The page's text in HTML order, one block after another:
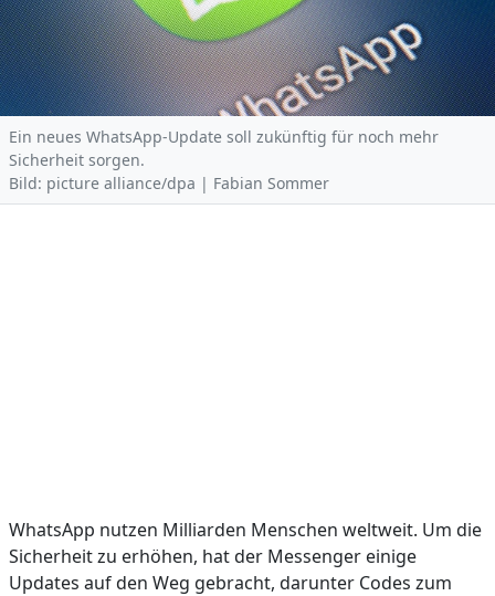
Ein neues WhatsApp-Update soll zukünftig für noch mehr
Sicherheit sorgen.
Bild: picture alliance/dpa | Fabian Sommer
WhatsApp nutzen Milliarden Menschen weltweit. Um die
Sicherheit zu erhöhen, hat der Messenger einige
Updates auf den Weg gebracht, darunter Codes zum